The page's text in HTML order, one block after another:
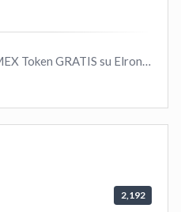
Come ottenere MEX Token GRATIS su Elrond ?
2,192